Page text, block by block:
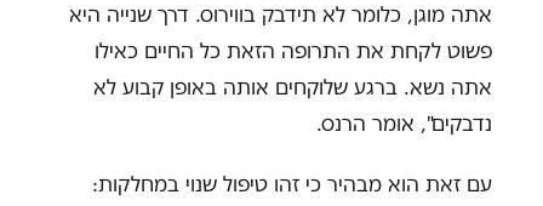
אתה מוגן, כלומר לא תידבק בווירוס. דרך שנייה היא
פשוט לקחת את התרופה הזאת כל החיים כאילו
אתה נשא. ברגע שלוקחים אותה באופן קבוע לא
נדבקים", אומר הרנס.
עם זאת הוא מבהיר כי זהו טיפול שנוי במחלקות: